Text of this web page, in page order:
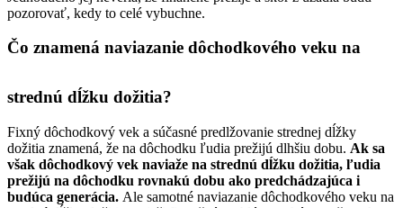
pozorovať, kedy to celé vybuchne.
Čo znamená naviazanie dôchodkového veku na
strednú dĺžku dožitia?
Fixný dôchodkový vek a súčasné predlžovanie strednej dĺžky
dožitia znamená, že na dôchodku ľudia prežijú dlhšiu dobu. Ak sa
však dôchodkový vek naviaže na strednú dĺžku dožitia, ľudia
prežijú na dôchodku rovnakú dobu ako predchádzajúca i
budúca generácia. Ale samotné naviazanie dôchodkového veku na